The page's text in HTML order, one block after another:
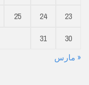
23
24
25
30
31
« مارس